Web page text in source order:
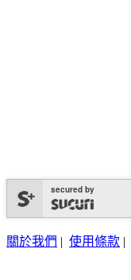
secured by
關於我們 | 使用條款 |